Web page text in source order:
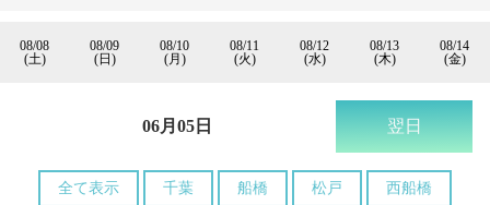
08/08
(土)
08/09
(日)
08/10
(月)
08/11
(火)
08/12
(水)
08/13
(木)
08/14
(金)
06月05日 翌日
全て表示 千葉 船橋 松戸 西船橋